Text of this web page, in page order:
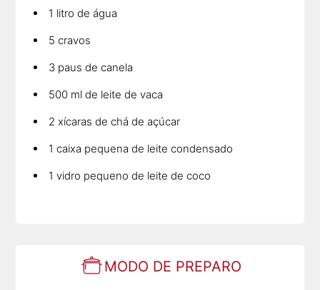
1 litro de água
5 cravos
3 paus de canela
500 ml de leite de vaca
2 xícaras de chá de açúcar
1 caixa pequena de leite condensado
1 vidro pequeno de leite de coco
MODO DE PREPARO